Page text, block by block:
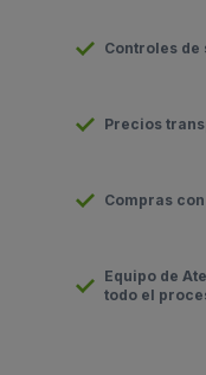
Controles
Precios
Compras
Equipo de
todo el